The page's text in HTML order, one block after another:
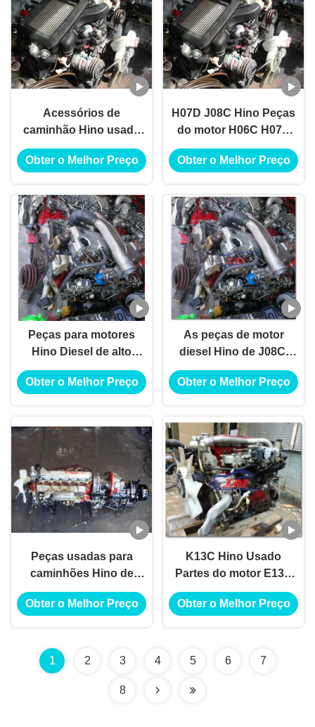
Acessórios de
caminhão Hino usado
J08C H06C H07C H07D
EH700 EF550 Motor
Obter o Melhor Preço
H07D J08C Hino Peças
do motor H06C H07C
EH700 EF550 Motor
Usado H07D J08C
Obter o Melhor Preço
Peças para motores
Hino Diesel de alto
desempenho,
destroçadores de
J05C J05E
Obter o Melhor Preço
As peças de motor
diesel Hino de J08C,
original japonês J08C,
Japão usaram o motor
Obter o Melhor Preço
Peças usadas para
caminhões Hino de
segunda mão F20C
J08C J05C J08E J05E
Obter o Melhor Preço
K13C Hino Usado
Partes do motor E13C
E13CT JO7C J07E J08C
J08E P11C TS 16949
Obter o Melhor Preço
1 2 3 4 5 6 7
8